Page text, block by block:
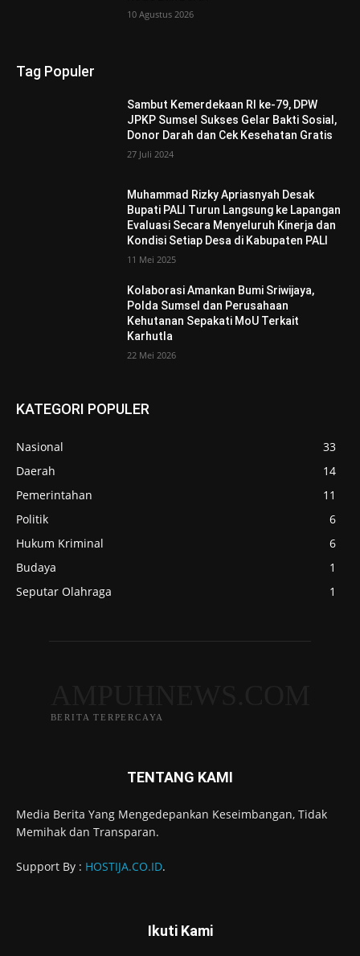
10 Agustus 2026
Tag Populer
Sambut Kemerdekaan RI ke-79, DPW
JPKP Sumsel Sukses Gelar Bakti Sosial,
Donor Darah dan Cek Kesehatan Gratis
27 Juli 2024
Muhammad Rizky Apriasnyah Desak
Bupati PALI Turun Langsung ke Lapangan
Evaluasi Secara Menyeluruh Kinerja dan
Kondisi Setiap Desa di Kabupaten PALI
11 Mei 2025
Kolaborasi Amankan Bumi Sriwijaya,
Polda Sumsel dan Perusahaan
Kehutanan Sepakati MoU Terkait
Karhutla
22 Mei 2026
KATEGORI POPULER
Nasional
33
Daerah
14
Pemerintahan
11
Politik
6
Hukum Kriminal
6
Budaya
1
Seputar Olahraga
1
BERITA TERPERCAYA
TENTANG KAMI
Media Berita Yang Mengedepankan Keseimbangan, Tidak
Memihak dan Transparan.
Support By : HOSTIJA.CO.ID.
Ikuti Kami